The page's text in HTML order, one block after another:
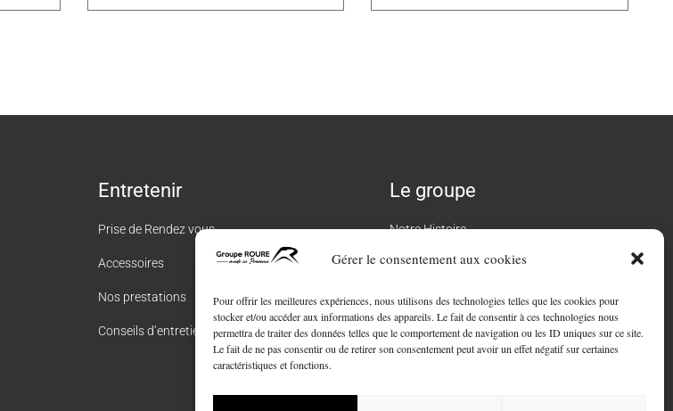
Gérer le consentement aux cookies
Pour offrir les meilleures expériences, nous utilisons des technologies telles que les cookies pour
stocker et/ou accéder aux informations des appareils. Le fait de consentir à ces technologies nous
permettra de traiter des données telles que le comportement de navigation ou les ID uniques sur ce site.
Le fait de ne pas consentir ou de retirer son consentement peut avoir un effet négatif sur certaines
caractéristiques et fonctions.
Entretenir
Prise de Rendez vous
Accessoires
Nos prestations
Conseils d’entretien
Le groupe
Notre Histoire
L’équipe Roure
Carrière
Engagement RSE